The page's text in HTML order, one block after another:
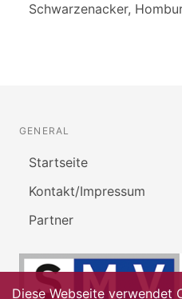
Schwarzenacker,
GENERAL
Startseite
Kontakt/Impressum
Partner
Diese Webseite verwendet